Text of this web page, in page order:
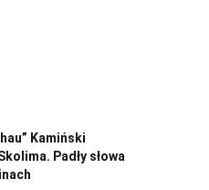
Kamiński
Padły słowa